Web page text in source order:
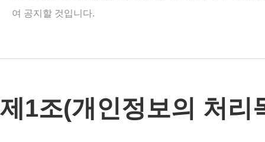
여 공지할 것입니다.
제1조(개인정보의 처리